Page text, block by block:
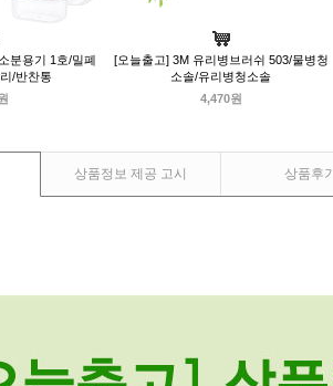
분용기 1호/밀폐
/반찬통
[오늘출고] 3M 유리병브러쉬 503/물병청
소솔/유리병청소솔
4,470원
상품정보 제공 고시 상품후기